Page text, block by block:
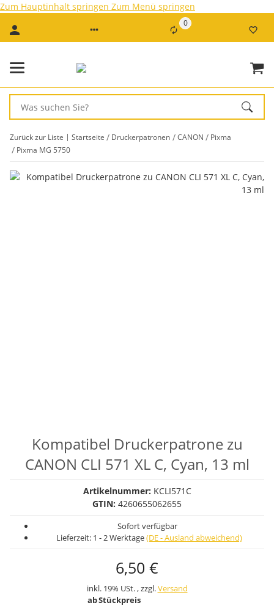
Zum Hauptinhalt springen Zum Menü springen
0
Zurück zur Liste Startseite Druckerpatronen CANON
Pixma
Pixma MG 5750
Kompatibel Druckerpatrone zu
CANON CLI 571 XL C, Cyan, 13 ml
Artikelnummer: KCLI571C
GTIN: 4260655062655
Sofort verfügbar
Lieferzeit: 1 - 2 Werktage(DE - Ausland abweichend)
6,50 €
inkl. 19% USt. , zzgl.Versand
abStückpreis